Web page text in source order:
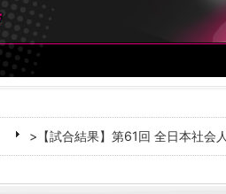
>【試合結果】第61回 全日本社会